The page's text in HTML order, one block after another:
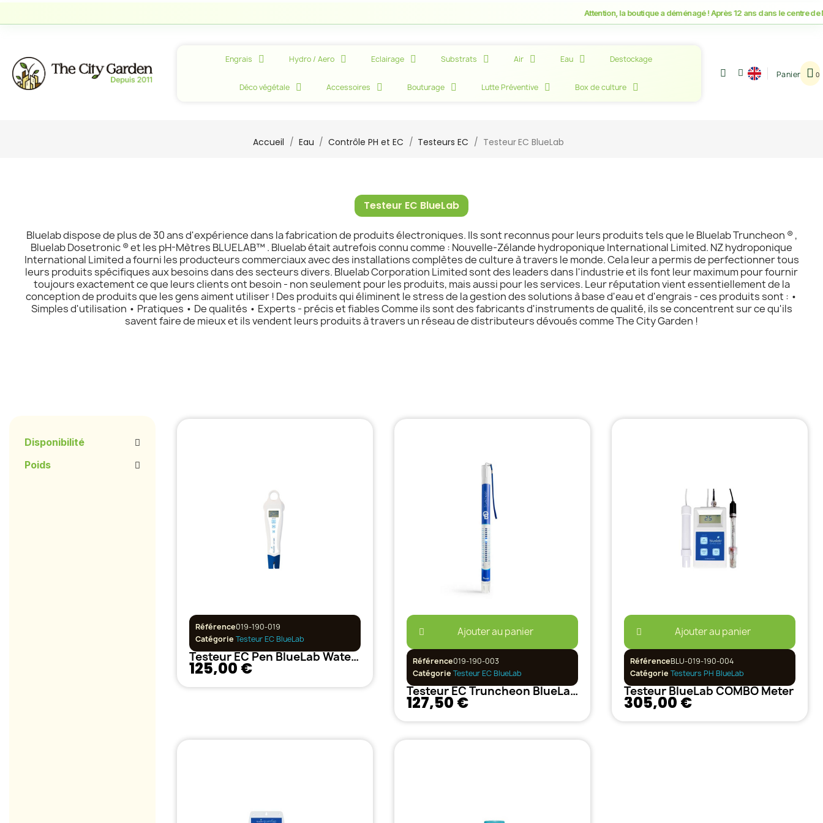
Attention, la boutique a déménagé ! Après 12 ans dans le centre de
Engrais Hydro / Aero Eclairage Substrats Air Eau Destockage
Déco végétale Accessoires Bouturage Lutte Préventive Box de culture
Panier
Accueil Eau Contrôle PH et EC Testeurs EC Testeur EC BlueLab
Testeur EC BlueLab
Bluelab dispose de plus de 30 ans d'expérience dans la fabrication de produits électroniques. Ils sont reconnus pour leurs produits tels que le Bluelab Truncheon ® ,
Bluelab Dosetronic ® et les pH-Mètres BLUELAB™ . Bluelab était autrefois connu comme : Nouvelle-Zélande hydroponique International Limited. NZ hydroponique
International Limited a fourni les producteurs commerciaux avec des installations complètes de culture à travers le monde. Cela leur a permis de perfectionner tous
leurs produits spécifiques aux besoins dans des secteurs divers. Bluelab Corporation Limited sont des leaders dans l'industrie et ils font leur maximum pour fournir
toujours exactement ce que leurs clients ont besoin - non seulement pour les produits, mais aussi pour les services. Leur réputation vient essentiellement de la
conception de produits que les gens aiment utiliser ! Des produits qui éliminent le stress de la gestion des solutions à base d'eau et d'engrais - ces produits sont : •
Simples d'utilisation • Pratiques • De qualités • Experts - précis et fiables Comme ils sont des fabricants d'instruments de qualité, ils se concentrent sur ce qu'ils
savent faire de mieux et ils vendent leurs produits à travers un réseau de distributeurs dévoués comme The City Garden !
Disponibilité
Poids
Référence019-190-019
Catégorie Testeur EC BlueLab
Testeur EC Pen BlueLab Waterproof
125,00 €
Ajouter au panier
Référence019-190-003
CatégorieTesteur EC BlueLab
Testeur EC Truncheon BlueLab V2
127,50 €
Ajouter au panier
RéférenceBLU-019-190-004
CatégorieTesteurs PH BlueLab
Testeur BlueLab COMBO Meter
305,00 €